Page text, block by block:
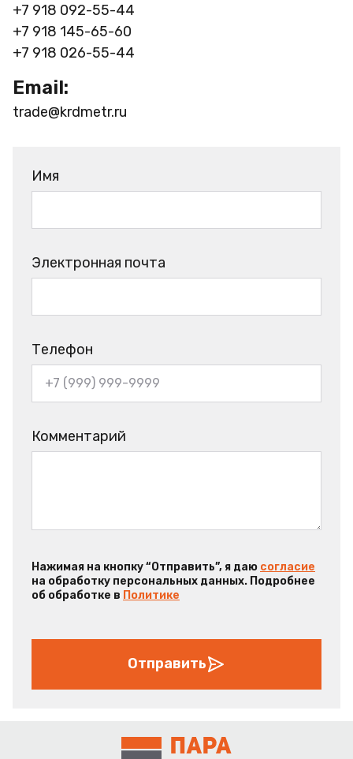
+7 918 092-55-44
+7 918 145-65-60
+7 918 026-55-44
Email:
trade@krdmetr.ru
Имя
Электронная почта
Телефон
Комментарий
Нажимая на кнопку “Отправить”, я даю согласие
на обработку персональных данных. Подробнее
об обработке в Политике
Отправить